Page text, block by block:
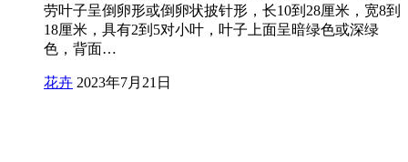
劳叶子呈倒卵形或倒卵状披针形，长10到28厘米，宽8到
18厘米，具有2到5对小叶，叶子上面呈暗绿色或深绿
色，背面…
花卉 2023年7月21日